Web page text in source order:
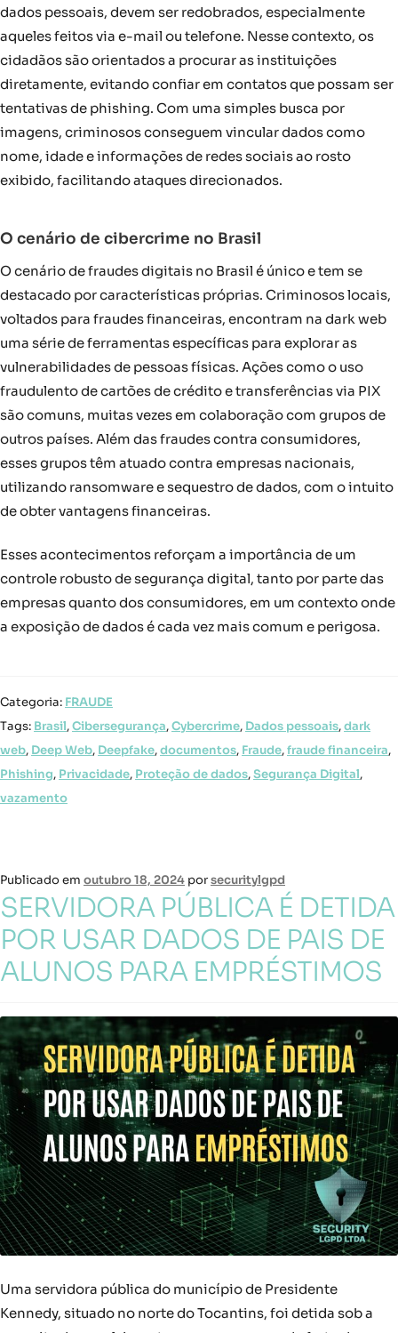
dados pessoais, devem ser redobrados, especialmente
aqueles feitos via e-mail ou telefone. Nesse contexto, os
cidadãos são orientados a procurar as instituições
diretamente, evitando confiar em contatos que possam ser
tentativas de phishing. Com uma simples busca por
imagens, criminosos conseguem vincular dados como
nome, idade e informações de redes sociais ao rosto
exibido, facilitando ataques direcionados.
O cenário de cibercrime no Brasil
O cenário de fraudes digitais no Brasil é único e tem se
destacado por características próprias. Criminosos locais,
voltados para fraudes financeiras, encontram na dark web
uma série de ferramentas específicas para explorar as
vulnerabilidades de pessoas físicas. Ações como o uso
fraudulento de cartões de crédito e transferências via PIX
são comuns, muitas vezes em colaboração com grupos de
outros países. Além das fraudes contra consumidores,
esses grupos têm atuado contra empresas nacionais,
utilizando ransomware e sequestro de dados, com o intuito
de obter vantagens financeiras.
Esses acontecimentos reforçam a importância de um
controle robusto de segurança digital, tanto por parte das
empresas quanto dos consumidores, em um contexto onde
a exposição de dados é cada vez mais comum e perigosa.
Categoria: FRAUDE
Tags: Brasil,Cibersegurança,Cybercrime, Dados pessoais,dark
web, Deep Web, Deepfake,documentos, Fraude,fraude financeira,
Phishing, Privacidade, Proteção de dados,Segurança Digital,
vazamento
Publicado em outubro 18, 2024 porsecuritylgpd
SERVIDORA PÚBLICA É DETIDA
POR USAR DADOS DE PAIS DE
ALUNOS PARA EMPRÉSTIMOS
Uma servidora pública do município de Presidente
Kennedy, situado no norte do Tocantins, foi detida sob a